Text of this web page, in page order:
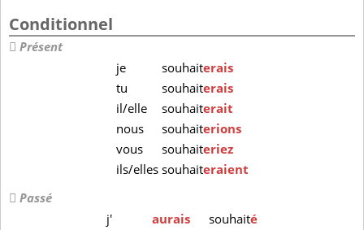
Conditionnel
Présent
je
souhaiterais
tu
souhaiterais
il/elle
souhaiterait
nous
souhaiterions
vous
souhaiteriez
ils/elles souhaiteraient
Passé
j'
aurais souhaité